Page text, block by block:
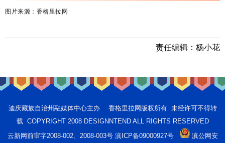
图片来源：香格里拉网
责任编辑： 杨小花
迪庆藏族自治州融媒体中心主办 香格里拉网版权所有 未经许可不得转
载 COPYRIGHT 2008 DESIGNNTEND ALL RIGHTS RESERVED
云新网前审字2008-002、2008-003号 滇ICP备09000927号
滇公网安